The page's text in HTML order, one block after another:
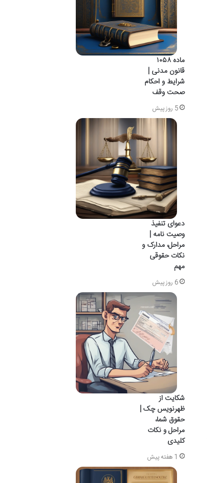
ماده ۱۰۵۸
قانون مدنی |
شرایط و احکام
صحت وقف
5 روز پیش
دعوای تنفیذ
وصیت نامه |
مراحل، مدارک و
نکات حقوقی
مهم
6 روز پیش
شکایت از
ظهرنویس چک |
حقوق شما،
مراحل و نکات
کلیدی
1 هفته پیش